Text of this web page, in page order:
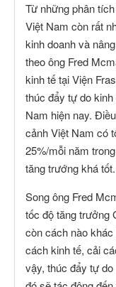
Từ những phân
Việt Nam còn rất
kinh doanh và
theo ông Fred
kinh tế tại Viện
thúc đẩy tự do
Nam hiện nay.
cảnh Việt Nam có
25%/mỗi năm
tăng trướng khá tốt.
Song ông Fred
tốc độ tăng trưởng
còn cách nào
cách kinh tế, cải
vậy, thúc đẩy tự